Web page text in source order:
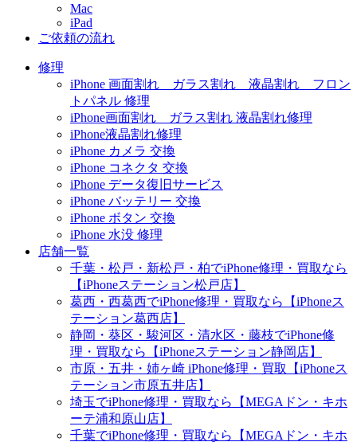
Mac
iPad
ご依頼の流れ
修理
iPhone 画面割れ ガラス割れ 液晶割れ フロン
トパネル 修理
iPhone画面割れ ガラス割れ 液晶割れ修理
iPhone液晶割れ修理
iPhone カメラ 交換
iPhone コネクタ 交換
iPhone データ復旧サービス
iPhone バッテリー 交換
iPhone ボタン 交換
iPhone 水没 修理
店舗一覧
千葉・松戸・新松戸・柏でiPhone修理・買取なら
【iPhoneステーション松戸店】
葛西・西葛西でiPhone修理・買取なら【iPhoneス
テーション葛西店】
静岡・葵区・駿河区・清水区・藤枝でiPhone修
理・買取なら【iPhoneステーション静岡店】
市原・五井・姉ヶ崎 iPhone修理・買取【iPhoneス
テーション市原五井店】
埼玉でiPhone修理・買取なら【MEGAドン・キホ
ーテ浦和原山店】
千葉でiPhone修理・買取なら【MEGAドン・キホ